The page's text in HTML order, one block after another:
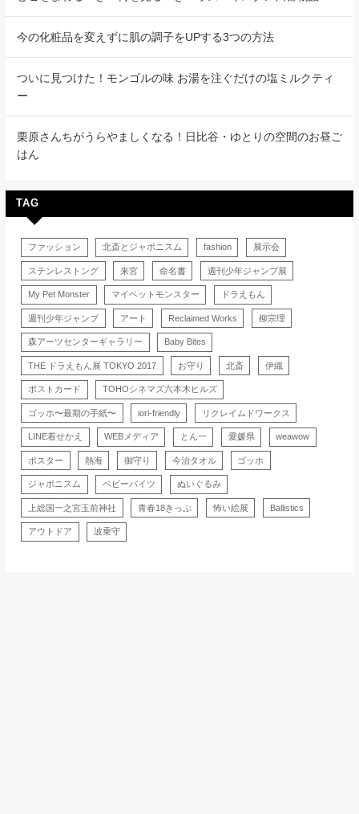
今の化粧品を変えずに肌の調子をUPする3つの方法
ついに見つけた！モンゴルの味 お湯を注ぐだけの塩ミルクティ
ー
栗原さんちがうらやましくなる！日比谷・ゆとりの空間のお昼ご
はん
TAG
ファッション 北斎とジャポニスム fashion 展示会
ステンレストング 来宮 命名書 週刊少年ジャンプ展
My Pet Monster マイペットモンスター ドラえもん
週刊少年ジャンプ アート Reclaimed Works 柳宗理
森アーツセンターギャラリー Baby Bites
THE ドラえもん展 TOKYO 2017 お守り 北斎 伊織
ポストカード TOHOシネマズ六本木ヒルズ
ゴッホ〜最期の手紙〜 iori-friendly リクレイムドワークス
LINE着せかえ WEBメディア とん一 愛媛県 weawow
ポスター 熱海 御守り 今治タオル ゴッホ
ジャポニスム ベビーバイツ ぬいぐるみ
上総国一之宮玉前神社 青春18きっぷ 怖い絵展 Ballistics
アウトドア 波乗守